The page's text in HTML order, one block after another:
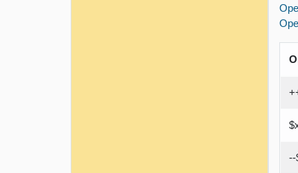
--